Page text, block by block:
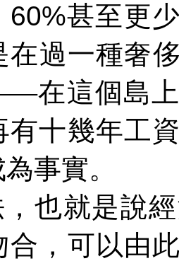
60%甚至更
在過一種奢
在這個島
有十幾年工
事實。
也就是說
合，可以由